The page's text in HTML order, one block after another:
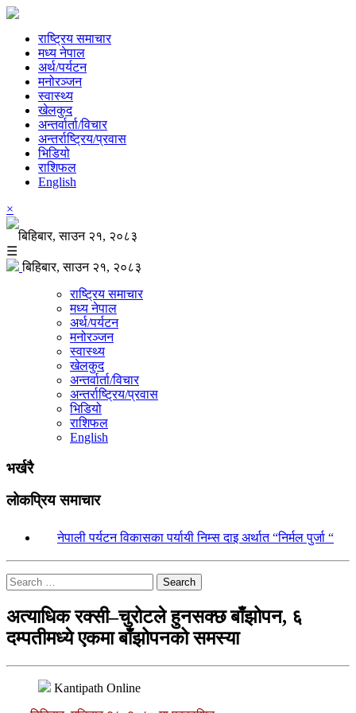
राष्ट्रिय समाचार
मध्य नेपाल
अर्थ/पर्यटन
मनोरञ्जन
स्वास्थ्य
खेलकुद
अन्तर्वार्ता/विचार
अन्तर्राष्ट्रिय/प्रवास
भिडियो
राशिफल
English
×
बिहिबार, साउन २१, २०८३
☰
बिहिबार, साउन २१, २०८३
राष्ट्रिय समाचार
मध्य नेपाल
अर्थ/पर्यटन
मनोरञ्जन
स्वास्थ्य
खेलकुद
अन्तर्वार्ता/विचार
अन्तर्राष्ट्रिय/प्रवास
भिडियो
राशिफल
English
भर्खरै
लोकप्रिय समाचार
नेपाली पर्यटन विकासका पर्यायी निम्स दाइ अर्थात “निर्मल पुर्जा “
Search
अत्याधिक रक्सी–चुरोटले हुनसक्छ बाँझोपन, ६
दम्पतीमध्ये एकमा बाँझोपनको समस्या
Kantipath Online